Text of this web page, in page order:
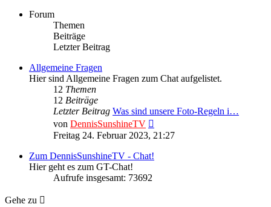
Forum
Themen
Beiträge
Letzter Beitrag
Allgemeine Fragen
Hier sind Allgemeine Fragen zum Chat aufgelistet.
12 Themen
12 Beiträge
Letzter Beitrag Was sind unsere Foto-Regeln i…
von DennisSunshineTV
Beitrag
Freitag 24. Februar 2023, 21:27
Zum DennisSunshineTV - Chat!
Hier geht es zum GT-Chat!
Aufrufe insgesamt: 73692
Gehe zu